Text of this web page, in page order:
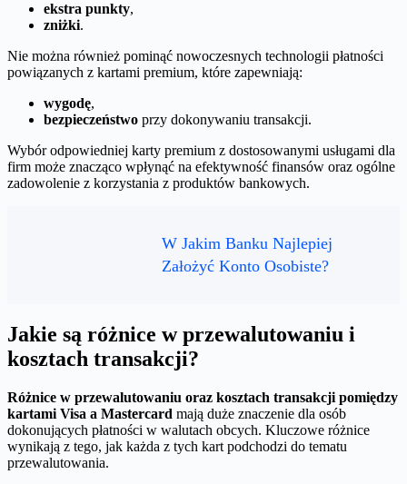
ekstra punkty,
zniżki.
Nie można również pominąć nowoczesnych technologii płatności
powiązanych z kartami premium, które zapewniają:
wygodę,
bezpieczeństwo przy dokonywaniu transakcji.
Wybór odpowiedniej karty premium z dostosowanymi usługami dla
firm może znacząco wpłynąć na efektywność finansów oraz ogólne
zadowolenie z korzystania z produktów bankowych.
W Jakim Banku Najlepiej
Założyć Konto Osobiste?
Jakie są różnice w przewalutowaniu i
kosztach transakcji?
Różnice w przewalutowaniu oraz kosztach transakcji pomiędzy
kartami Visa a Mastercard mają duże znaczenie dla osób
dokonujących płatności w walutach obcych. Kluczowe różnice
wynikają z tego, jak każda z tych kart podchodzi do tematu
przewalutowania.